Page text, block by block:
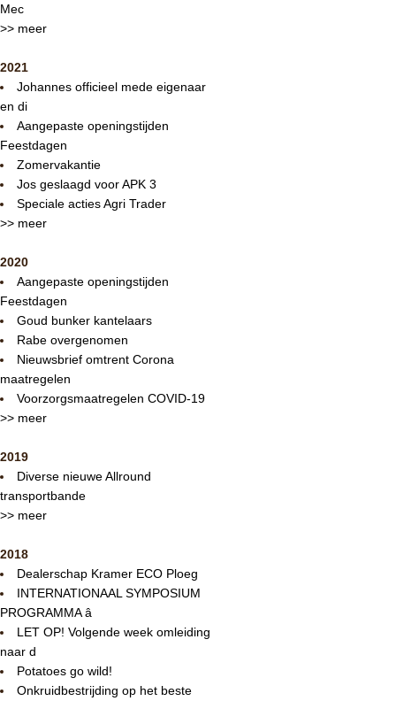
Mec
>> meer
2021
Johannes officieel mede eigenaar
en di
Aangepaste openingstijden
Feestdagen
Zomervakantie
Jos geslaagd voor APK 3
Speciale acties Agri Trader
>> meer
2020
Aangepaste openingstijden
Feestdagen
Goud bunker kantelaars
Rabe overgenomen
Nieuwsbrief omtrent Corona
maatregelen
Voorzorgsmaatregelen COVID-19
>> meer
2019
Diverse nieuwe Allround
transportbande
>> meer
2018
Dealerschap Kramer ECO Ploeg
INTERNATIONAAL SYMPOSIUM
PROGRAMMA â
LET OP! Volgende week omleiding
naar d
Potatoes go wild!
Onkruidbestrijding op het beste